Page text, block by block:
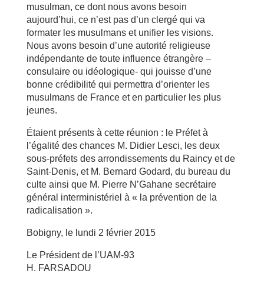
musulman, ce dont nous avons besoin
aujourd’hui, ce n’est pas d’un clergé qui va
formater les musulmans et unifier les visions.
Nous avons besoin d’une autorité religieuse
indépendante de toute influence étrangère –
consulaire ou idéologique- qui jouisse d’une
bonne crédibilité qui permettra d’orienter les
musulmans de France et en particulier les plus
jeunes.
Étaient présents à cette réunion : le Préfet à
l’égalité des chances M. Didier Lesci, les deux
sous-préfets des arrondissements du Raincy et de
Saint-Denis, et M. Bernard Godard, du bureau du
culte ainsi que M. Pierre N’Gahane secrétaire
général interministériel à « la prévention de la
radicalisation ».
Bobigny, le lundi 2 février 2015
Le Président de l’UAM-93
H. FARSADOU